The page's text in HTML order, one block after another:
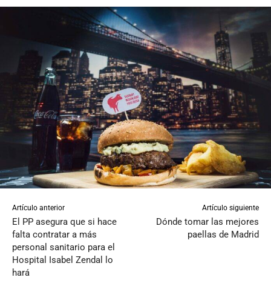
Artículo anterior
El PP asegura que si hace
falta contratar a más
personal sanitario para el
Hospital Isabel Zendal lo
hará
Artículo siguiente
Dónde tomar las mejores
paellas de Madrid